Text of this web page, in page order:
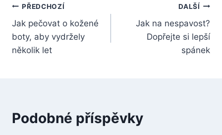
Navigace
pro
příspěvek
PŘEDCHOZÍ
Jak pečovat o kožené
boty, aby vydržely
několik let
DALŠÍ
Jak na nespavost?
Dopřejte si lepší
spánek
Podobné příspěvky